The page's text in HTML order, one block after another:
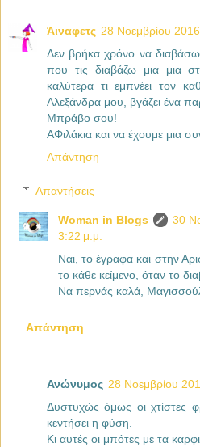
Άιναφετς 28 Νοεμβρίου 2016
Δεν βρήκα χρόνο να
που τις διαβάζω μια μια
καλύτερα τι εμπνέει τον
Αλεξάνδρα μου, βγάζει ένα
Μπράβο σου!
ΑΦιλάκια και να έχουμε μια
Απάντηση
Απαντήσεις
Woman in Blogs
30
3:22 μ.μ.
Ναι, το έγραφα και στην
το κάθε κείμενο, όταν το
Να περνάς καλά,
Απάντηση
Ανώνυμος 28 Νοεμβρίου
Δυστυχώς όμως οι χτίστες
κεντήσει η φύση.
Κι αυτές οι μπότες με τα